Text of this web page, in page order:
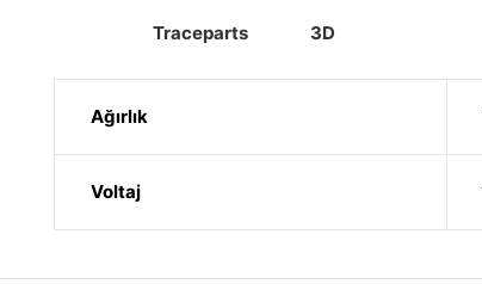
Traceparts 3D
Ağırlık
Voltaj